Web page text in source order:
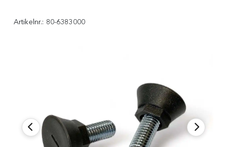
Artikelnr.: 80-6383000